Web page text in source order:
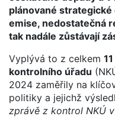
plánované
emise, nedostatečná
tak nadále zůstávají
Vyplývá to z celkem
kontrolního úřadu
2024 zaměřily na
politiky a jejichž
zprávě z kontrol NKÚ